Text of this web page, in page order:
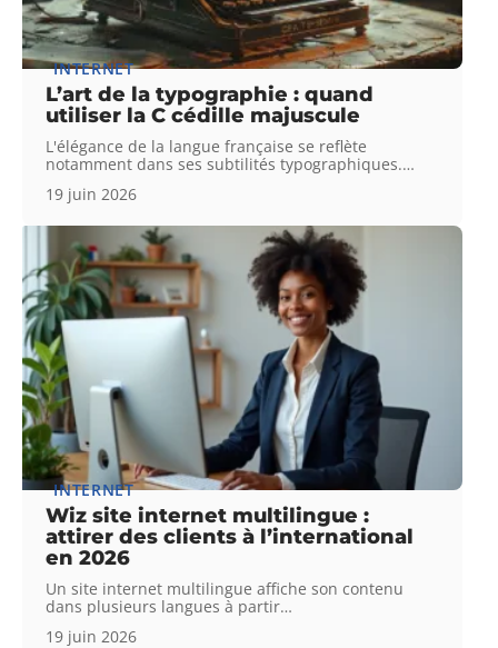
INTERNET
L’art de la typographie : quand
utiliser la C cédille majuscule
L'élégance de la langue française se reflète
notamment dans ses subtilités typographiques.…
19 juin 2026
INTERNET
Wiz site internet multilingue :
attirer des clients à l’international
en 2026
Un site internet multilingue affiche son contenu
dans plusieurs langues à partir…
19 juin 2026